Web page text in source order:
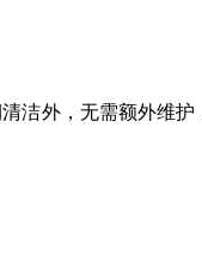
外，无需额外维护